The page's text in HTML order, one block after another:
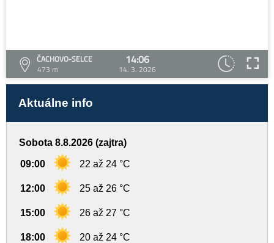
ČACHOVO-SELCE
473 m
14:06
14. 3. 2026
Aktuálne info
Sobota 8.8.2026 (zajtra)
09:00 22 až 24 °C
12:00 25 až 26 °C
15:00 26 až 27 °C
18:00 20 až 24 °C